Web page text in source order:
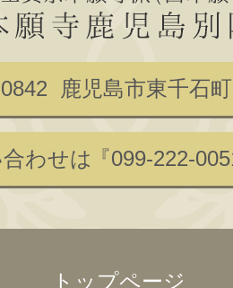
鹿児島市東千石
わせは 『099-222-
トップページ